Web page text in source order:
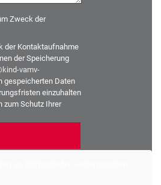
Zweck der
der Kontaktaufnahme
der Speicherung
vamv-
gespeicherten Daten
einzuhalten
zum Schutz Ihrer